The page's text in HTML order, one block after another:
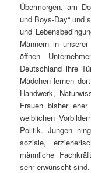
Übermorgen, am
und Boys-Day“ und
und
Männern in
öffnen
Deutschland ihre
Mädchen lernen
Handwerk,
Frauen bisher
weiblichen
Politik. Jungen
soziale,
männliche
sehr erwünscht sind.